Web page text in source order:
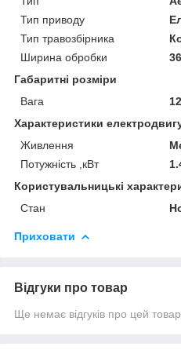
Тип приводу
Тип травозбірника
Ширина обробки
Габаритні розміри
Вага
Характеристики
Живлення
Потужність ,кВт
Користувальницькі
Стан
Приховати
Відгуки про товар
Ще немає відгуків про цей товар